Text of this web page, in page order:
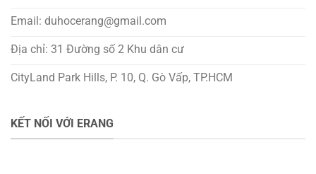
Email: duhocerang@gmail.com
Địa chỉ: 31 Đường số 2 Khu dân cư
CityLand Park Hills, P. 10, Q. Gò Vấp, TP.HCM
KẾT NỐI VỚI ERANG